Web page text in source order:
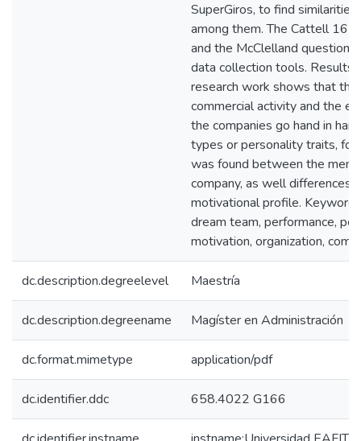
SuperGiros, to find
among them. The Cattell 16
and the McClelland
data collection tools. Results:
research work shows that
commercial activity and the
the companies go hand in
types or personality traits, for
was found between the
company, as well differences
motivational profile.
dream team, performance,
motivation, organization,
dc.description.degreelevel Maestría
dc.description.degreename Magíster en Administración
dc.format.mimetype application/pdf
dc.identifier.ddc 658.4022 G166